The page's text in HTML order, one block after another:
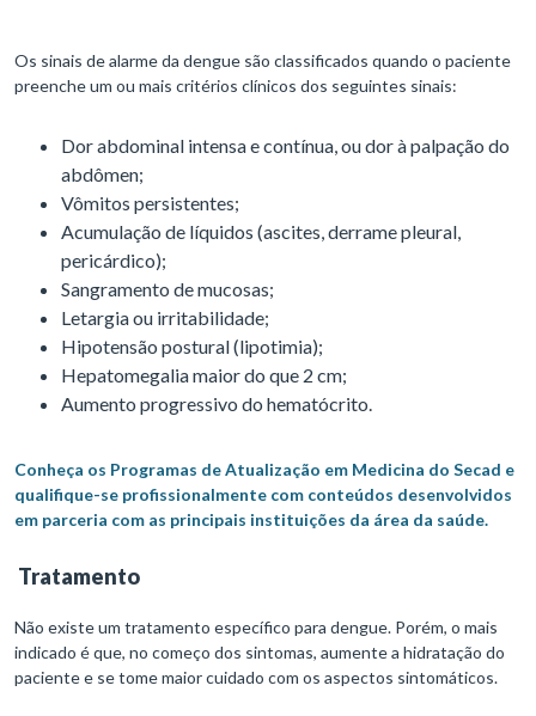
Os sinais de alarme da dengue são classificados quando o paciente
preenche um ou mais critérios clínicos dos seguintes sinais:
Dor abdominal intensa e contínua, ou dor à palpação do
abdômen;
Vômitos persistentes;
Acumulação de líquidos (ascites, derrame pleural,
pericárdico);
Sangramento de mucosas;
Letargia ou irritabilidade;
Hipotensão postural (lipotimia);
Hepatomegalia maior do que 2 cm;
Aumento progressivo do hematócrito.
Conheça os Programas de Atualização em Medicina do Secad e
qualifique-se profissionalmente com conteúdos desenvolvidos
em parceria com as principais instituições da área da saúde.
Tratamento
Não existe um tratamento específico para dengue. Porém, o mais
indicado é que, no começo dos sintomas, aumente a hidratação do
paciente e se tome maior cuidado com os aspectos sintomáticos.